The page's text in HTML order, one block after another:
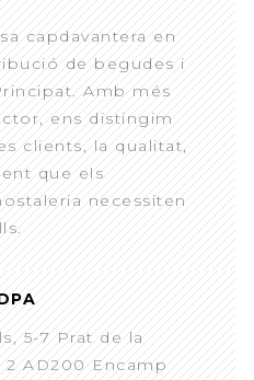
capdavantera en
de begudes i
Amb més
ens distingim
clients, la qualitat,
que els
necessiten
5-7 Prat de la
2 AD200 Encamp